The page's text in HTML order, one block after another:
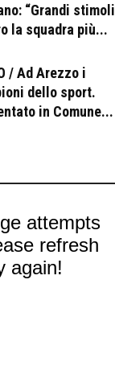
“Grandi stimoli
la squadra più...
/ Ad Arezzo i
dello sport.
in Comune...